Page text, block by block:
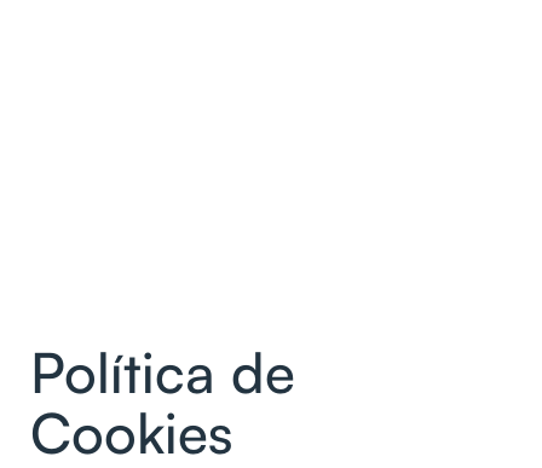
Política de
Cookies